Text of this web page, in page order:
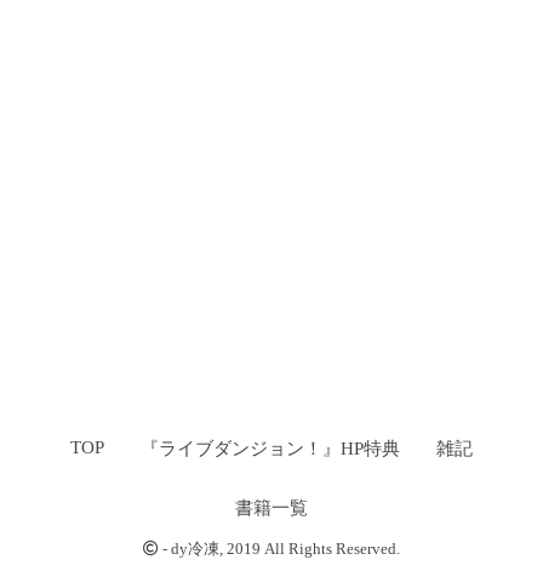
TOP 『ライブダンジョン！』HP特典 雑記
書籍一覧
- dy冷凍, 2019 All Rights Reserved.